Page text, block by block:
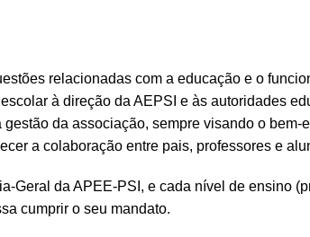
relacionadas com a educação e o
à direção da AEPSI e às autoridades
da associação, sempre visando o bem-
a colaboração entre pais, professores e
Geral da APEE-PSI, e cada nível de ensino
cumprir o seu mandato.